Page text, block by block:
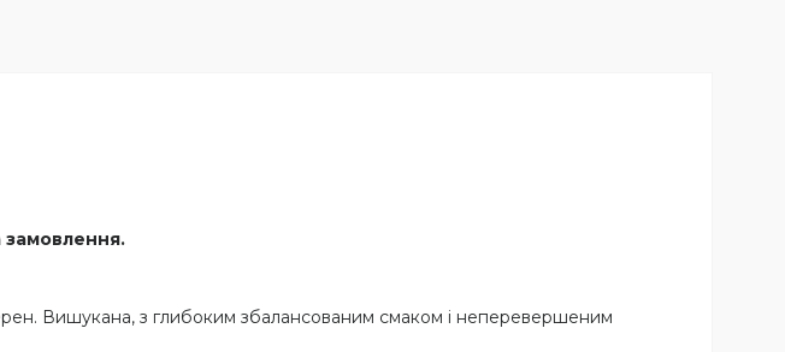
замовлення.
Вишукана, з глибоким збалансованим смаком і неперевершеним